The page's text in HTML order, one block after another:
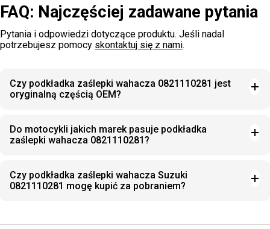
FAQ: Najczęściej zadawane pytania
Pytania i odpowiedzi dotyczące produktu. Jeśli nadal
potrzebujesz pomocy skontaktuj się z nami.
Czy podkładka zaślepki wahacza 0821110281 jest
oryginalną częścią OEM?
Do motocykli jakich marek pasuje podkładka
zaślepki wahacza 0821110281?
Czy podkładka zaślepki wahacza Suzuki
0821110281 mogę kupić za pobraniem?